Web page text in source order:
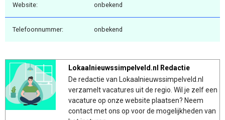
Website: onbekend
Telefoonnummer: onbekend
Lokaalnieuwssimpelveld.nl Redactie
De redactie van Lokaalnieuwssimpelveld.nl
verzamelt vacatures uit de regio. Wil je zelf een
vacature op onze website plaatsen? Neem
contact met ons op voor de mogelijkheden van